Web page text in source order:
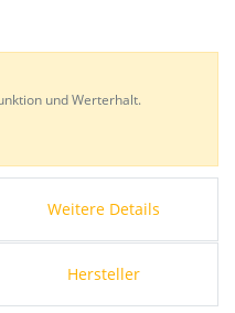
Weitere Details
Hersteller
und Werterhalt.